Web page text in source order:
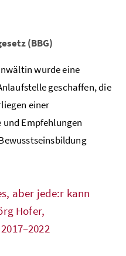
(BBG)
wurde eine
geschaffen, die
einer
Empfehlungen
aber jede:r kann
Hofer,